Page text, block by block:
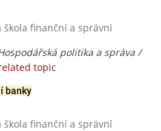
škola finanční a správní
politika a správa /
topic
banky
škola finanční a správní